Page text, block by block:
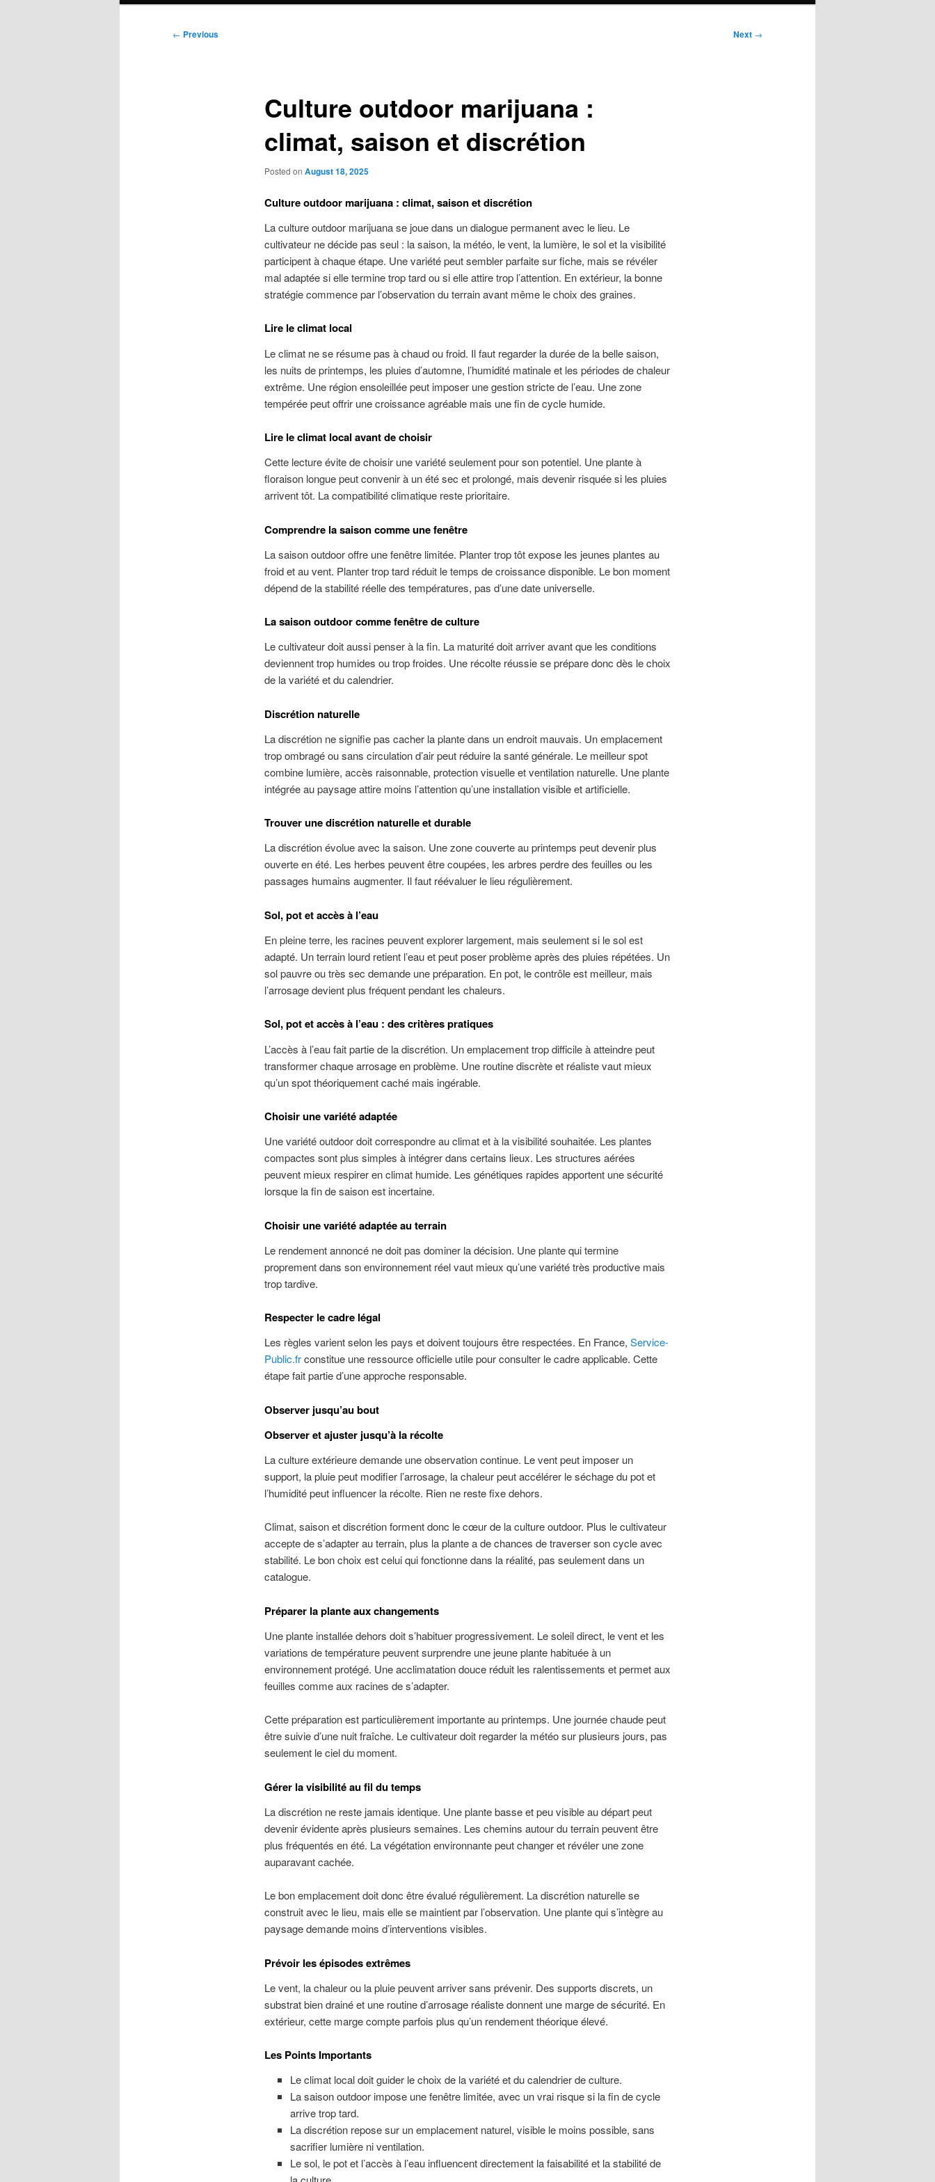
Post
← Previous Next →
Culture outdoor marijuana :
climat, saison et discrétion
Posted on August 18, 2025
Culture outdoor marijuana : climat, saison et discrétion
La culture outdoor marijuana se joue dans un dialogue permanent avec le lieu. Le
cultivateur ne décide pas seul : la saison, la météo, le vent, la lumière, le sol et la visibilité
participent à chaque étape. Une variété peut sembler parfaite sur fiche, mais se révéler
mal adaptée si elle termine trop tard ou si elle attire trop l’attention. En extérieur, la bonne
stratégie commence par l’observation du terrain avant même le choix des graines.
Lire le climat local
Le climat ne se résume pas à chaud ou froid. Il faut regarder la durée de la belle saison,
les nuits de printemps, les pluies d’automne, l’humidité matinale et les périodes de chaleur
extrême. Une région ensoleillée peut imposer une gestion stricte de l’eau. Une zone
tempérée peut offrir une croissance agréable mais une fin de cycle humide.
Lire le climat local avant de choisir
Cette lecture évite de choisir une variété seulement pour son potentiel. Une plante à
floraison longue peut convenir à un été sec et prolongé, mais devenir risquée si les pluies
arrivent tôt. La compatibilité climatique reste prioritaire.
Comprendre la saison comme une fenêtre
La saison outdoor offre une fenêtre limitée. Planter trop tôt expose les jeunes plantes au
froid et au vent. Planter trop tard réduit le temps de croissance disponible. Le bon moment
dépend de la stabilité réelle des températures, pas d’une date universelle.
La saison outdoor comme fenêtre de culture
Le cultivateur doit aussi penser à la fin. La maturité doit arriver avant que les conditions
deviennent trop humides ou trop froides. Une récolte réussie se prépare donc dès le choix
de la variété et du calendrier.
Discrétion naturelle
La discrétion ne signifie pas cacher la plante dans un endroit mauvais. Un emplacement
trop ombragé ou sans circulation d’air peut réduire la santé générale. Le meilleur spot
combine lumière, accès raisonnable, protection visuelle et ventilation naturelle. Une plante
intégrée au paysage attire moins l’attention qu’une installation visible et artificielle.
Trouver une discrétion naturelle et durable
La discrétion évolue avec la saison. Une zone couverte au printemps peut devenir plus
ouverte en été. Les herbes peuvent être coupées, les arbres perdre des feuilles ou les
passages humains augmenter. Il faut réévaluer le lieu régulièrement.
Sol, pot et accès à l’eau
En pleine terre, les racines peuvent explorer largement, mais seulement si le sol est
adapté. Un terrain lourd retient l’eau et peut poser problème après des pluies répétées. Un
sol pauvre ou très sec demande une préparation. En pot, le contrôle est meilleur, mais
l’arrosage devient plus fréquent pendant les chaleurs.
Sol, pot et accès à l’eau : des critères pratiques
L’accès à l’eau fait partie de la discrétion. Un emplacement trop difficile à atteindre peut
transformer chaque arrosage en problème. Une routine discrète et réaliste vaut mieux
qu’un spot théoriquement caché mais ingérable.
Choisir une variété adaptée
Une variété outdoor doit correspondre au climat et à la visibilité souhaitée. Les plantes
compactes sont plus simples à intégrer dans certains lieux. Les structures aérées
peuvent mieux respirer en climat humide. Les génétiques rapides apportent une sécurité
lorsque la fin de saison est incertaine.
Choisir une variété adaptée au terrain
Le rendement annoncé ne doit pas dominer la décision. Une plante qui termine
proprement dans son environnement réel vaut mieux qu’une variété très productive mais
trop tardive.
Respecter le cadre légal
Les règles varient selon les pays et doivent toujours être respectées. En France, Service-
Public.frconstitue une ressource officielle utile pour consulter le cadre applicable. Cette
étape fait partie d’une approche responsable.
Observer jusqu’au bout
Observer et ajuster jusqu’à la récolte
La culture extérieure demande une observation continue. Le vent peut imposer un
support, la pluie peut modifier l’arrosage, la chaleur peut accélérer le séchage du pot et
l’humidité peut influencer la récolte. Rien ne reste fixe dehors.
Climat, saison et discrétion forment donc le cœur de la culture outdoor. Plus le cultivateur
accepte de s’adapter au terrain, plus la plante a de chances de traverser son cycle avec
stabilité. Le bon choix est celui qui fonctionne dans la réalité, pas seulement dans un
catalogue.
Préparer la plante aux changements
Une plante installée dehors doit s’habituer progressivement. Le soleil direct, le vent et les
variations de température peuvent surprendre une jeune plante habituée à un
environnement protégé. Une acclimatation douce réduit les ralentissements et permet aux
feuilles comme aux racines de s’adapter.
Cette préparation est particulièrement importante au printemps. Une journée chaude peut
être suivie d’une nuit fraîche. Le cultivateur doit regarder la météo sur plusieurs jours, pas
seulement le ciel du moment.
Gérer la visibilité au fil du temps
La discrétion ne reste jamais identique. Une plante basse et peu visible au départ peut
devenir évidente après plusieurs semaines. Les chemins autour du terrain peuvent être
plus fréquentés en été. La végétation environnante peut changer et révéler une zone
auparavant cachée.
Le bon emplacement doit donc être évalué régulièrement. La discrétion naturelle se
construit avec le lieu, mais elle se maintient par l’observation. Une plante qui s’intègre au
paysage demande moins d’interventions visibles.
Prévoir les épisodes extrêmes
Le vent, la chaleur ou la pluie peuvent arriver sans prévenir. Des supports discrets, un
substrat bien drainé et une routine d’arrosage réaliste donnent une marge de sécurité. En
extérieur, cette marge compte parfois plus qu’un rendement théorique élevé.
Les Points Importants
Le climat local doit guider le choix de la variété et du calendrier de culture.
La saison outdoor impose une fenêtre limitée, avec un vrai risque si la fin de cycle
arrive trop tard.
La discrétion repose sur un emplacement naturel, visible le moins possible, sans
sacrifier lumière ni ventilation.
Le sol, le pot et l’accès à l’eau influencent directement la faisabilité et la stabilité de